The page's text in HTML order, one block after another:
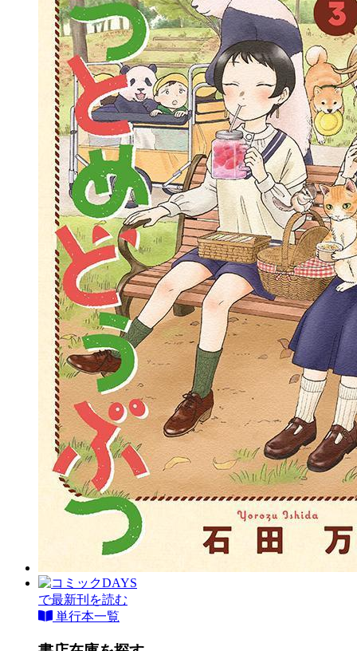
で最新刊を読む
単行本一覧